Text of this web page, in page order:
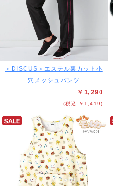
＜DISCUS＞エステル裏カット小
穴メッシュパンツ
￥1,290
(税込 ￥1,419)